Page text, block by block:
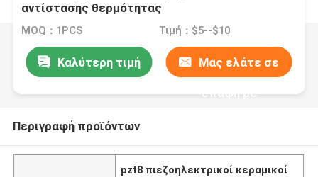
αντίστασης θερμότητας
MOQ：1PCS Τιμή：$5--$10
Καλύτερη τιμή Μας ελάτε σε
επαφή με
Περιγραφή προϊόντων
pzt8 πιεζοηλεκτρικοί κεραμικοί